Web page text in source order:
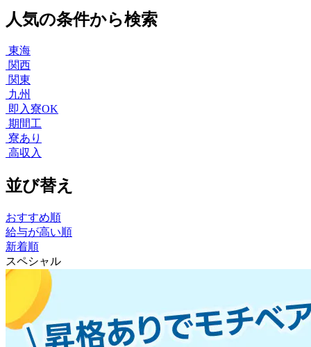
人気の条件から検索
東海
関西
関東
九州
即入寮OK
期間工
寮あり
高収入
並び替え
おすすめ順
給与が高い順
新着順
スペシャル